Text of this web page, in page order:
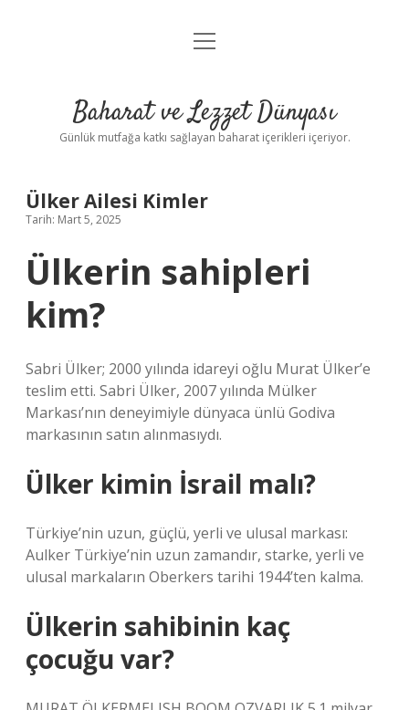
Anasayfa
Yasal Uyarı
menüyü
Baharat ve Lezzet Dünyası
Günlük mutfağa katkı sağlayan baharat içerikleri içeriyor.
Ülker Ailesi Kimler
Tarih: Mart 5, 2025
Ülkerin sahipleri
kim?
Sabri Ülker; 2000 yılında idareyi oğlu Murat Ülker’e
teslim etti. Sabri Ülker, 2007 yılında Mülker
Markası’nın deneyimiyle dünyaca ünlü Godiva
markasının satın alınmasıydı.
Ülker kimin İsrail malı?
Türkiye’nin uzun, güçlü, yerli ve ulusal markası:
Aulker Türkiye’nin uzun zamandır, starke, yerli ve
ulusal markaların Oberkers tarihi 1944’ten kalma.
Ülkerin sahibinin kaç
çocuğu var?